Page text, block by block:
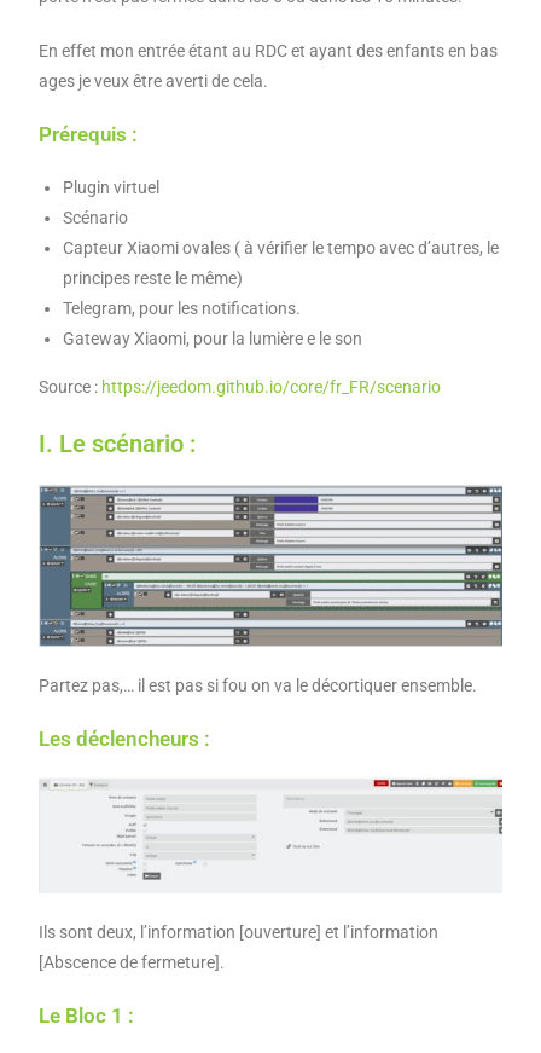
En effet mon entrée étant au RDC et ayant des enfants en bas
ages je veux être averti de cela.
Prérequis :
Plugin virtuel
Scénario
Capteur Xiaomi ovales ( à vérifier le tempo avec d’autres, le
principes reste le même)
Telegram, pour les notifications.
Gateway Xiaomi, pour la lumière e le son
Source : https://jeedom.github.io/core/fr_FR/scenario
I. Le scénario :
Partez pas,… il est pas si fou on va le décortiquer ensemble.
Les déclencheurs :
Ils sont deux, l’information [ouverture] et l’information
[Abscence de fermeture].
Le Bloc 1 :